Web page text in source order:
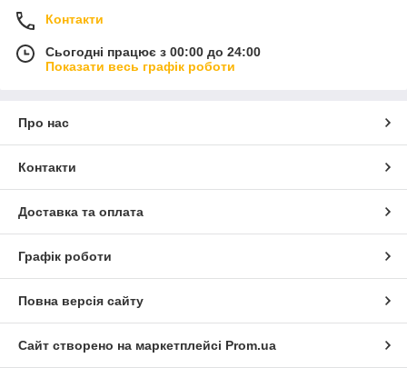
Контакти
Сьогодні працює з 00:00 до 24:00
Показати весь графік роботи
Про нас
Контакти
Доставка та оплата
Графік роботи
Повна версія сайту
Сайт створено на маркетплейсі Prom.ua